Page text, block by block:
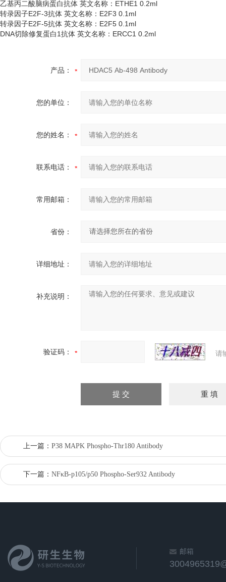
乙基丙二酸脑病蛋白抗体 英文名称： ETHE1 0.2ml
转录因子E2F-3抗体 英文名称：E2F3 0.1ml
转录因子E2F-5抗体 英文名称：E2F5 0.1ml
DNA切除修复蛋白1抗体 英文名称：ERCC1 0.2ml
产品：
您的单位：
您的姓名：
联系电话：
常用邮箱：
省份：
详细地址：
补充说明：
验证码： 请
上一篇： P38 MAPK Phospho-Thr180 Antibody
下一篇： NFκB-p105/p50 Phospho-Ser932 Antibody
邮箱